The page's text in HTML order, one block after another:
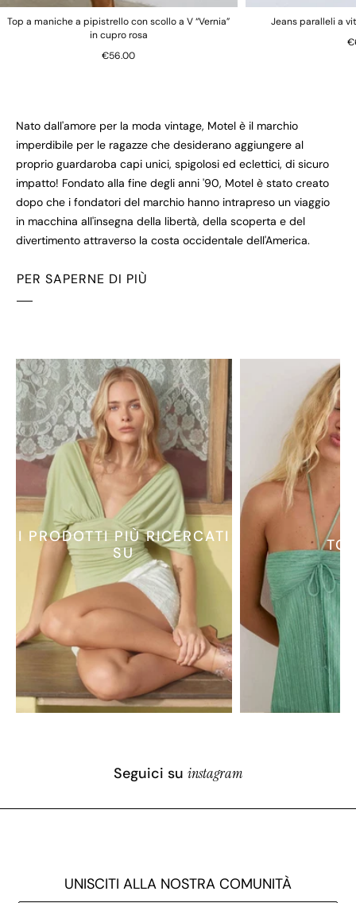
Top a maniche a pipistrello con scollo a V “Vernia”
in cupro rosa
€56.00
Jeans paralleli a
Nato dall'amore per la moda vintage, Motel è il marchio
imperdibile per le ragazze che desiderano aggiungere al
proprio guardaroba capi unici, spigolosi ed eclettici, di sicuro
impatto! Fondato alla fine degli anni '90, Motel è stato creato
dopo che i fondatori del marchio hanno intrapreso un viaggio
in macchina all'insegna della libertà, della scoperta e del
divertimento attraverso la costa occidentale dell'America.
PER SAPERNE DI PIÙ
I PRODOTTI PIÙ RICERCATI
SU
Seguici su instagram
UNISCITI ALLA NOSTRA COMUNITÀ